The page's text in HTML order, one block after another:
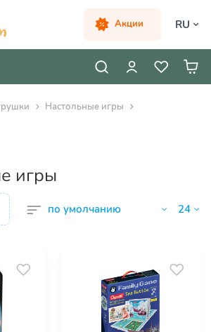
Акции RU
Настольные игры
игры